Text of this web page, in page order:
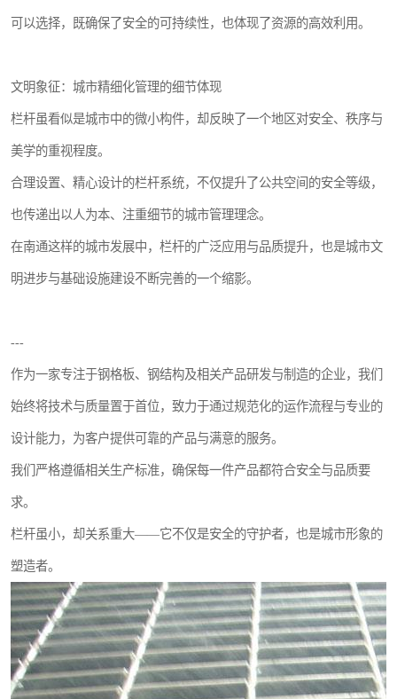
可以选择，既确保了安全的可持续性，也体现了资源的高效利用。
文明象征：城市精细化管理的细节体现
栏杆虽看似是城市中的微小构件，却反映了一个地区对安全、秩序与
美学的重视程度。
合理设置、精心设计的栏杆系统，不仅提升了公共空间的安全等级，
也传递出以人为本、注重细节的城市管理理念。
在南通这样的城市发展中，栏杆的广泛应用与品质提升，也是城市文
明进步与基础设施建设不断完善的一个缩影。
---
作为一家专注于钢格板、钢结构及相关产品研发与制造的企业，我们
始终将技术与质量置于首位，致力于通过规范化的运作流程与专业的
设计能力，为客户提供可靠的产品与满意的服务。
我们严格遵循相关生产标准，确保每一件产品都符合安全与品质要
求。
栏杆虽小，却关系重大——它不仅是安全的守护者，也是城市形象的
塑造者。